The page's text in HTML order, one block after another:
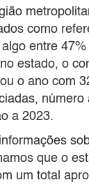
como
entre 47%
estado, o
o ano com
número
a 2023.
que o
um total